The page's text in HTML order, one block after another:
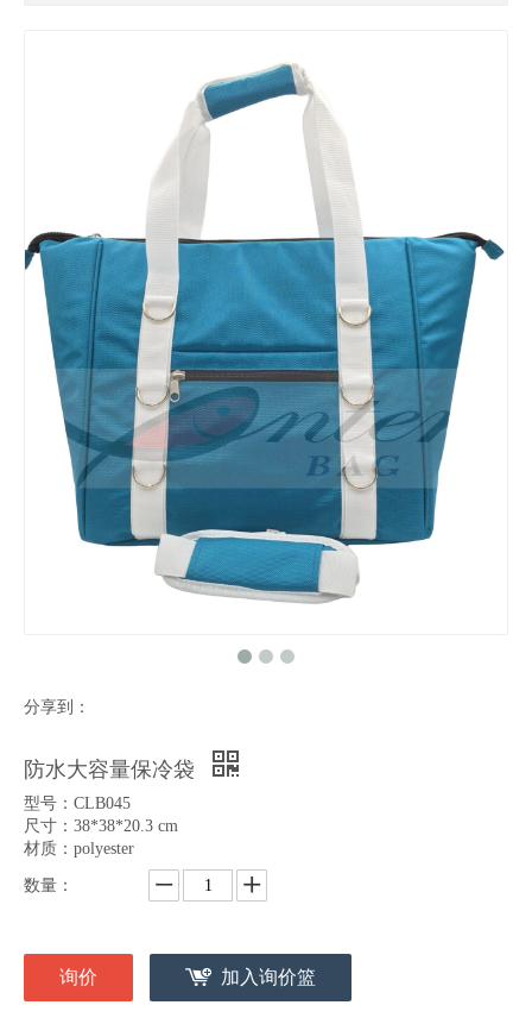
分享到：
防水大容量保冷袋
型号：CLB045
尺寸：38*38*20.3 cm
材质：polyester
数量：
询价 加入询价篮